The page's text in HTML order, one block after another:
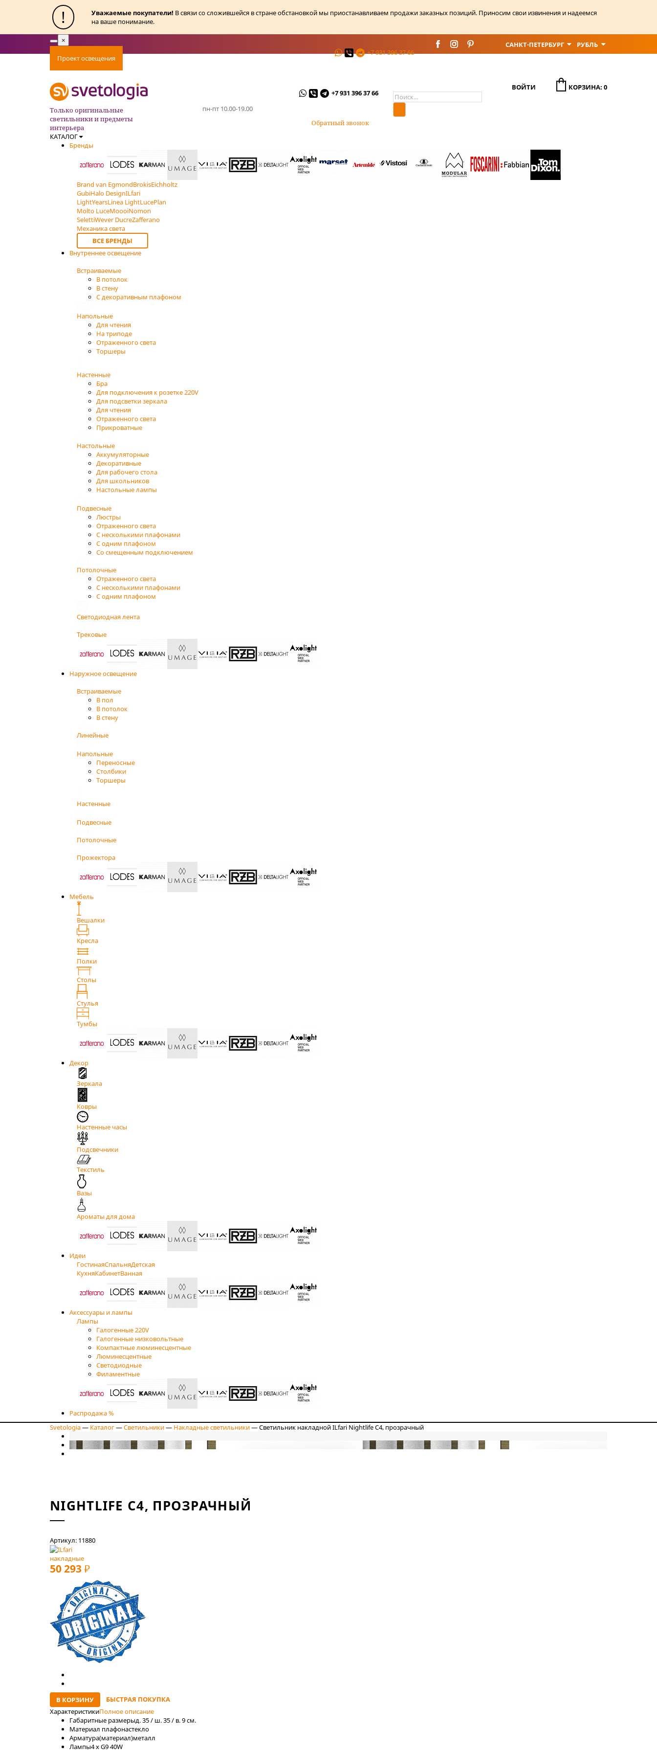
! Уважаемые покупатели! В связи со сложившейся в стране обстановкой мы приостанавливаем продажи заказных позиций. Приносим свои извинения и надеемся
на ваше понимание.
Toggle
×
Проект освещения
+7 931 396 37 66
САНКТ-ПЕТЕРБУРГ РУБЛЬ
Только оригинальные
светильники и предметы
интерьера
пн-пт 10.00-19.00
+7 931 396 37 66
Обратный звонок
ВОЙТИ КОРЗИНА: 0
КАТАЛОГ
Бренды
Brand van EgmondBrokisEichholtz
GubiHalo DesignILfari
LightYearsLinea LightLucePlan
Molto LuceMoooiNomon
SelettiWever DucreZafferano
Механика света
ВСЕ БРЕНДЫ
Внутреннее освещение
Встраиваемые
В потолок
В стену
С декоративным плафоном
Напольные
Для чтения
На триподе
Отраженного света
Торшеры
Настенные
Бра
Для подключения к розетке 220V
Для подсветки зеркала
Для чтения
Отраженного света
Прикроватные
Настольные
Аккумуляторные
Декоративные
Для рабочего стола
Для школьников
Настольные лампы
Подвесные
Люстры
Отраженного света
С несколькими плафонами
С одним плафоном
Со смещенным подключением
Потолочные
Отраженного света
С несколькими плафонами
С одним плафоном
Светодиодная лента
Трековые
Наружное освещение
Встраиваемые
В пол
В потолок
В стену
Линейные
Напольные
Переносные
Столбики
Торшеры
Настенные
Подвесные
Потолочные
Прожектора
Мебель
Вешалки
Кресла
Полки
Столы
Стулья
Тумбы
Декор
Зеркала
Ковры
Настенные часы
Подсвечники
Текстиль
Вазы
Ароматы для дома
Идеи
ГостинаяСпальняДетская
КухняКабинетВанная
Аксессуары и лампы
Лампы
Галогенные 220V
Галогенные низковольтные
Компактные люминесцентные
Люминесцентные
Светодиодные
Филаментные
Распродажа %
Svetologia— Каталог—Светильники— Накладные светильники—Светильник накладной ILfari Nightlife С4, прозрачный
NIGHTLIFE С4, ПРОЗРАЧНЫЙ
Артикул: 11880
накладные
50 293 РУБ
В КОРЗИНУ
БЫСТРАЯ ПОКУПКА
ХарактеристикиПолное описание
Габаритные размерыд. 35 / ш. 35 / в. 9 см.
Материал плафонастекло
Арматура(материал)металл
Лaмпы4 x G9 40W